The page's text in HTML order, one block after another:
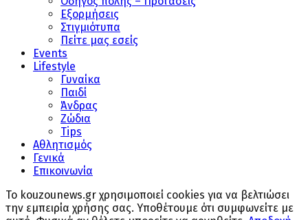
Εξορμήσεις
Στιγμιότυπα
Πείτε μας εσείς
Events
Lifestyle
Γυναίκα
Παιδί
Άνδρας
Ζώδια
Tips
Αθλητισμός
Γενικά
Επικοινωνία
Το kouzounews.gr χρησιμοποιεί cookies για να βελτιώσει
την εμπειρία χρήσης σας. Υποθέτουμε ότι συμφωνείτε με